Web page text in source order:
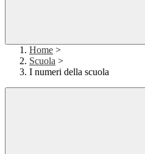
Home >
Scuola >
I numeri della scuola